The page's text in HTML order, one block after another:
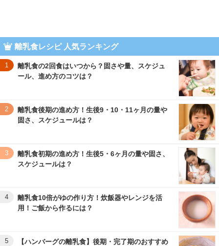
離乳食レシピ 人気ランキング
1
離乳食の2回食はいつから？固さや量、スケジュ
ール、進め方のコツは？
2
離乳食後期の進め方！生後9・10・11ヶ月の量や
固さ、スケジュールは？
3
離乳食初期の進め方！生後5・6ヶ月の量や固さ、
スケジュールは？
4
離乳食10倍がゆの作り方！炊飯器やレンジを活
用！ご飯から作るには？
5
【ハンバーグの離乳食】後期・完了期のおすすめ